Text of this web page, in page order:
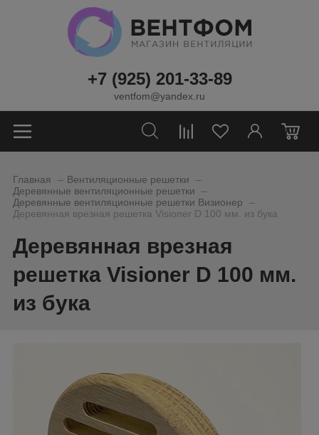
+7 (925) 201-33-89
ventfom@yandex.ru
0
Главная Вентиляционные решетки
Деревянные вентиляционные решетки
Деревянные вентиляционные решетки Визионер
Деревянная врезная решетка Visioner D 100 мм. из бука
Деревянная врезная
решетка Visioner D 100 мм.
из бука